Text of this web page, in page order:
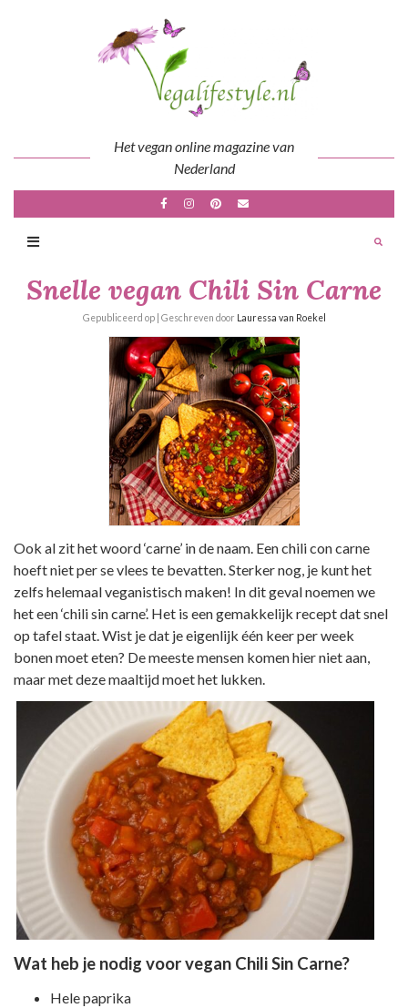
Het vegan online magazine van
Nederland
Snelle vegan Chili Sin Carne
Gepubliceerd op | Geschreven door Lauressa van Roekel
Ook al zit het woord ‘carne’ in de naam. Een chili con carne
hoeft niet per se vlees te bevatten. Sterker nog, je kunt het
zelfs helemaal veganistisch maken! In dit geval noemen we
het een ‘chili sin carne’. Het is een gemakkelijk recept dat snel
op tafel staat. Wist je dat je eigenlijk één keer per week
bonen moet eten? De meeste mensen komen hier niet aan,
maar met deze maaltijd moet het lukken.
Wat heb je nodig voor vegan Chili Sin Carne?
Hele paprika